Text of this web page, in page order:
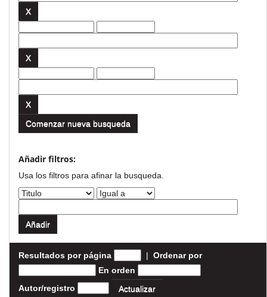
Comenzar nueva busqueda
Añadir filtros:
Usa los filtros para afinar la busqueda.
Resultados por página | Ordenar por
En orden
Autor/registro